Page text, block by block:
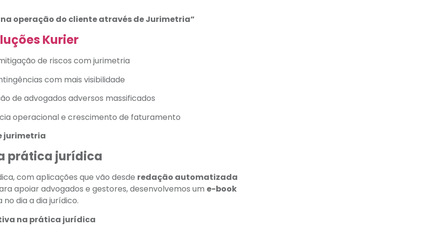
operação do cliente através de Jurimetria”
Kurier
de riscos com jurimetria
com mais visibilidade
de advogados adversos massificados
operacional e crescimento de faturamento
jurimetria
prática jurídica
com aplicações que vão desde redação automatizada
apoiar advogados e gestores, desenvolvemos um e-book
dia a dia jurídico.
na prática jurídica